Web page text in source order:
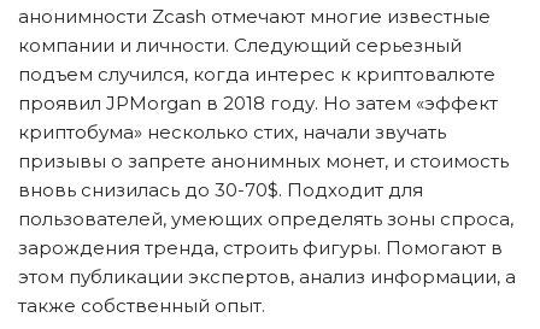
анонимности Zcash отмечают многие известные
компании и личности. Следующий серьезный
подъем случился, когда интерес к криптовалюте
проявил JPMorgan в 2018 году. Но затем «эффект
криптобума» несколько стих, начали звучать
призывы о запрете анонимных монет, и стоимость
вновь снизилась до 30-70$. Подходит для
пользователей, умеющих определять зоны спроса,
зарождения тренда, строить фигуры. Помогают в
этом публикации экспертов, анализ информации, а
также собственный опыт.